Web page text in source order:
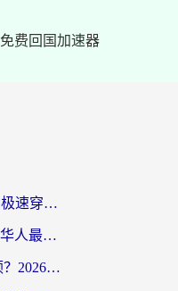
免费回国加速器
海外党必看：ChickCN和极速穿梭VPN好用吗？3招教你选对回国加速器无缝刷国内资源
斧牛和light哪个好？海外华人最关心的回国加速器选择难题，一篇讲透
在国外怎么用虎牙不卡顿？2026海外华人亲测有效的回国加速器选择指南